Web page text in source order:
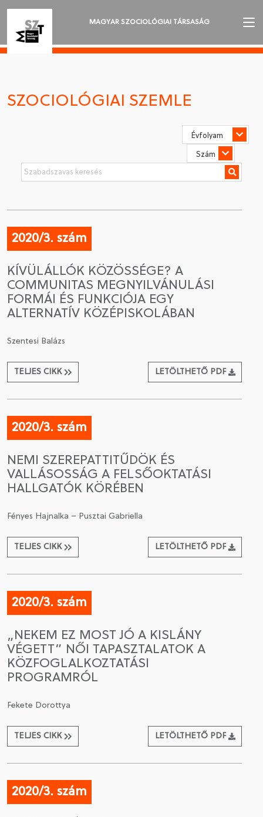
MAGYAR SZOCIOLÓGIAI TÁRSASÁG
SZOCIOLÓGIAI SZEMLE
CSATLAKOZÁS A TÁRSASÁGHOZ / MEGÚJÍTOM A
TAGSÁGOMAT
SZOCIOLÓGIAI SZEMLE
2020/3. szám
KÍVÜLÁLLÓK KÖZÖSSÉGE? A
COMMUNITAS MEGNYILVÁNULÁSI
FORMÁI ÉS FUNKCIÓJA EGY
ALTERNATÍV KÖZÉPISKOLÁBAN
Szentesi Balázs
TELJES CIKK LETÖLTHETŐ PDF
2020/3. szám
NEMI SZEREPATTITŰDÖK ÉS
VALLÁSOSSÁG A FELSŐOKTATÁSI
HALLGATÓK KÖRÉBEN
Fényes Hajnalka – Pusztai Gabriella
TELJES CIKK LETÖLTHETŐ PDF
2020/3. szám
„NEKEM EZ MOST JÓ A KISLÁNY
VÉGETT” NŐI TAPASZTALATOK A
KÖZFOGLALKOZTATÁSI
PROGRAMRÓL
Fekete Dorottya
TELJES CIKK LETÖLTHETŐ PDF
2020/3. szám